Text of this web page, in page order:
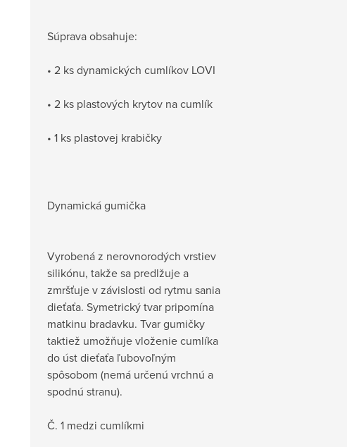
Súprava obsahuje:
• 2 ks dynamických cumlíkov LOVI
• 2 ks plastových krytov na cumlík
• 1 ks plastovej krabičky
Dynamická gumička
Vyrobená z nerovnorodých vrstiev
silikónu, takže sa predlžuje a
zmršťuje v závislosti od rytmu sania
dieťaťa. Symetrický tvar pripomína
matkinu bradavku. Tvar gumičky
taktiež umožňuje vloženie cumlíka
do úst dieťaťa ľubovoľným
spôsobom (nemá určenú vrchnú a
spodnú stranu).
Č. 1 medzi cumlíkmi